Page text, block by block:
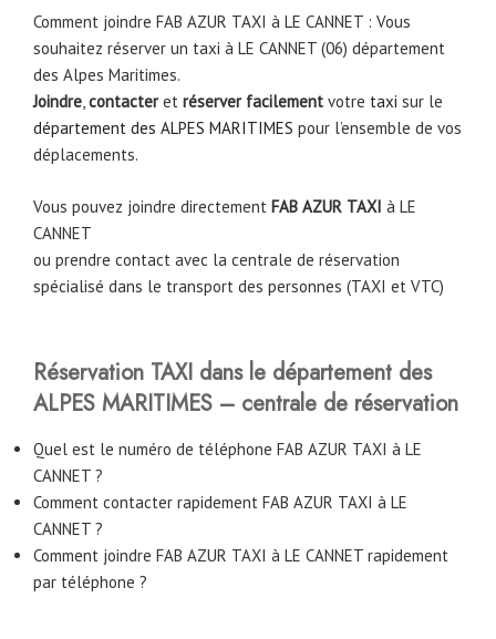
Comment joindre FAB AZUR TAXI à LE CANNET : Vous
souhaitez réserver un taxi à LE CANNET (06) département
des Alpes Maritimes.
Joindre,contacteret réserver facilement votre taxi sur le
département des ALPES MARITIMES pour l’ensemble de vos
déplacements.
Vous pouvez joindre directement FAB AZUR TAXI à LE
CANNET
ou prendre contact avec la centrale de réservation
spécialisé dans le transport des personnes (TAXI et VTC)
Réservation TAXI dans le département des
ALPES MARITIMES – centrale de réservation
Quel est le numéro de téléphone FAB AZUR TAXI à LE
CANNET ?
Comment contacter rapidement FAB AZUR TAXI à LE
CANNET ?
Comment joindre FAB AZUR TAXI à LE CANNET rapidement
par téléphone ?